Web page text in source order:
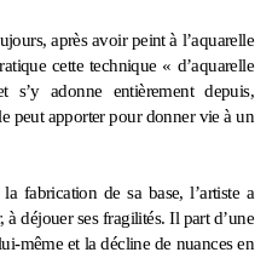
après avoir peint à l’aquarelle
cette technique « d’aquarelle
adonne entièrement depuis,
peut apporter pour donner vie à un
fabrication de sa base, l’artiste a
déjouer ses fragilités. Il part d’une
même et la décline de nuances en